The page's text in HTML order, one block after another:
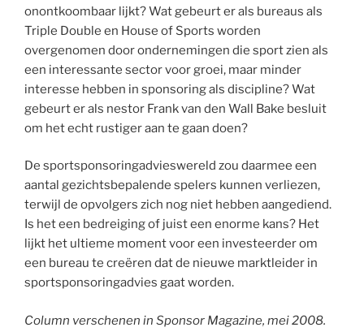
onontkoombaar lijkt? Wat gebeurt er als bureaus als
Triple Double en House of Sports worden
overgenomen door ondernemingen die sport zien als
een interessante sector voor groei, maar minder
interesse hebben in sponsoring als discipline? Wat
gebeurt er als nestor Frank van den Wall Bake besluit
om het echt rustiger aan te gaan doen?
De sportsponsoringadvieswereld zou daarmee een
aantal gezichtsbepalende spelers kunnen verliezen,
terwijl de opvolgers zich nog niet hebben aangediend.
Is het een bedreiging of juist een enorme kans? Het
lijkt het ultieme moment voor een investeerder om
een bureau te creëren dat de nieuwe marktleider in
sportsponsoringadvies gaat worden.
Column verschenen in Sponsor Magazine, mei 2008.